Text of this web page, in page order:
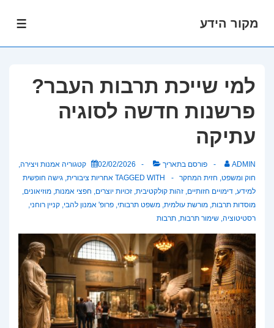
מקור הידע
למי שייכת תרבות העבר?
פרשנות חדשה לסוגיה
עתיקה
ADMIN פורסם בתאריך 02/02/2026 קטגוריה אמנות ויצירה,
חוק ומשפט, חזית המחקר TAGGED WITH אחריות ציבורית, גישה חופשית
למידע, דימויים חזותיים, זהות קולקטיבית, זכויות יוצרים, חפצי אמנות, מוזיאונים,
מוסדות תרבות, מורשת עולמית, משפט תרבותי, פרופ' אמנון להבי, קניין רוחני,
רסטיטוציה, שימור תרבות, תרבות